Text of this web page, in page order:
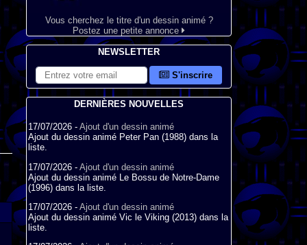
Vous cherchez le titre d'un dessin animé ?
Postez une petite annonce
NEWSLETTER
S'inscrire
DERNIÈRES NOUVELLES
17/07/2026 - Ajout d'un dessin animé
Ajout du dessin animé Peter Pan (1988) dans la
liste.
17/07/2026 - Ajout d'un dessin animé
Ajout du dessin animé Le Bossu de Notre-Dame
(1996) dans la liste.
17/07/2026 - Ajout d'un dessin animé
Ajout du dessin animé Vic le Viking (2013) dans la
liste.